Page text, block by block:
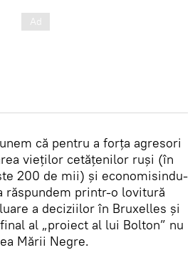
că pentru a forța agresori
vieților cetățenilor ruși (în
200 de mii) și economisindu-
răspundem printr-o lovitură
a deciziilor în Bruxelles și
al „proiect al lui Bolton” nu
Mării Negre.